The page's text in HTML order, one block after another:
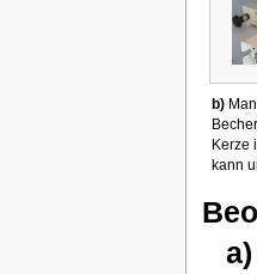
b)Man
Kerze
kann
a)